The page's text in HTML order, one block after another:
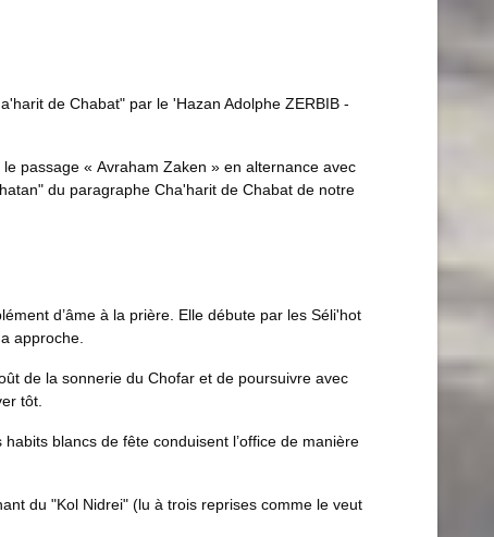
de Chabat" par le 'Hazan Adolphe ZERBIB -
passage « Avraham Zaken » en alternance avec
du paragraphe Cha'harit de Chabat de notre
d’âme à la prière. Elle débute par les Séli'hot
approche.
de la sonnerie du Chofar et de poursuivre avec
tôt.
blancs de fête conduisent l’office de manière
du "Kol Nidrei" (lu à trois reprises comme le veut